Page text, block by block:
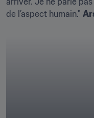
de l’aspect humain."